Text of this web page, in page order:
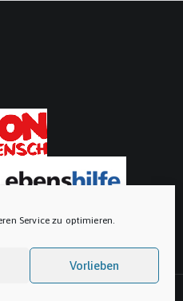
Service zu optimieren.
Vorlieben